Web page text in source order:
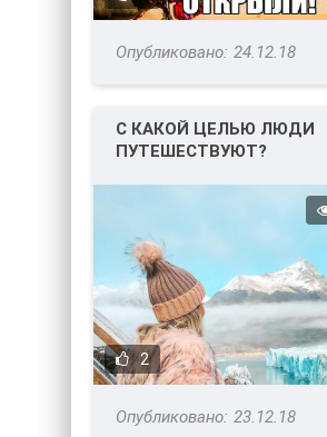
24.12.18
С КАКОЙ ЦЕЛЬЮ ЛЮДИ
ПУТЕШЕСТВУЮТ?
2
23.12.18